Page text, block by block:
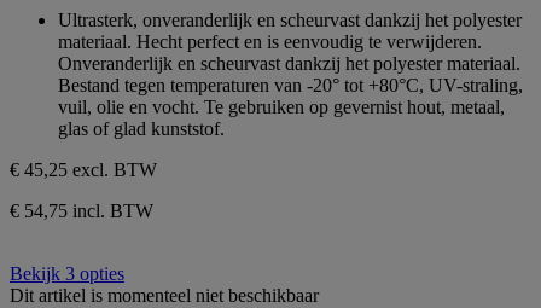
sterren.
Ultrasterk, onveranderlijk en scheurvast dankzij het polyester
materiaal. Hecht perfect en is eenvoudig te verwijderen.
Onveranderlijk en scheurvast dankzij het polyester materiaal.
Bestand tegen temperaturen van -20° tot +80°C, UV-straling,
vuil, olie en vocht. Te gebruiken op gevernist hout, metaal,
glas of glad kunststof.
€ 45,25 excl. BTW
€ 54,75 incl. BTW
Bekijk 3 opties
Dit artikel is momenteel niet beschikbaar